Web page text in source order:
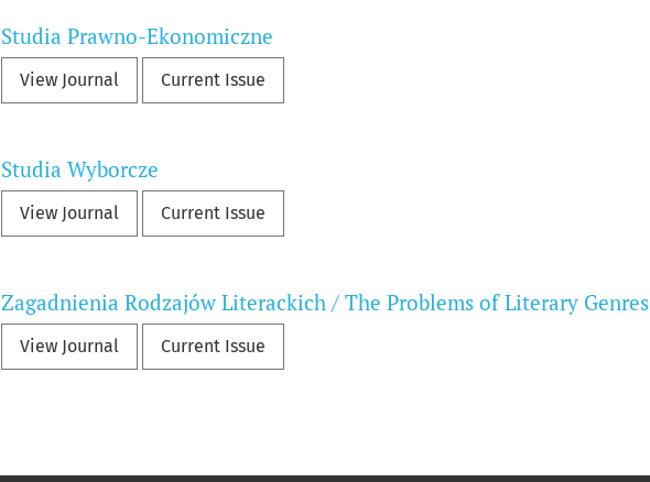
Studia Prawno-Ekonomiczne
View Journal Current Issue
Studia Wyborcze
View Journal Current Issue
Zagadnienia Rodzajów Literackich / The Problems of Literary Genres
View Journal Current Issue